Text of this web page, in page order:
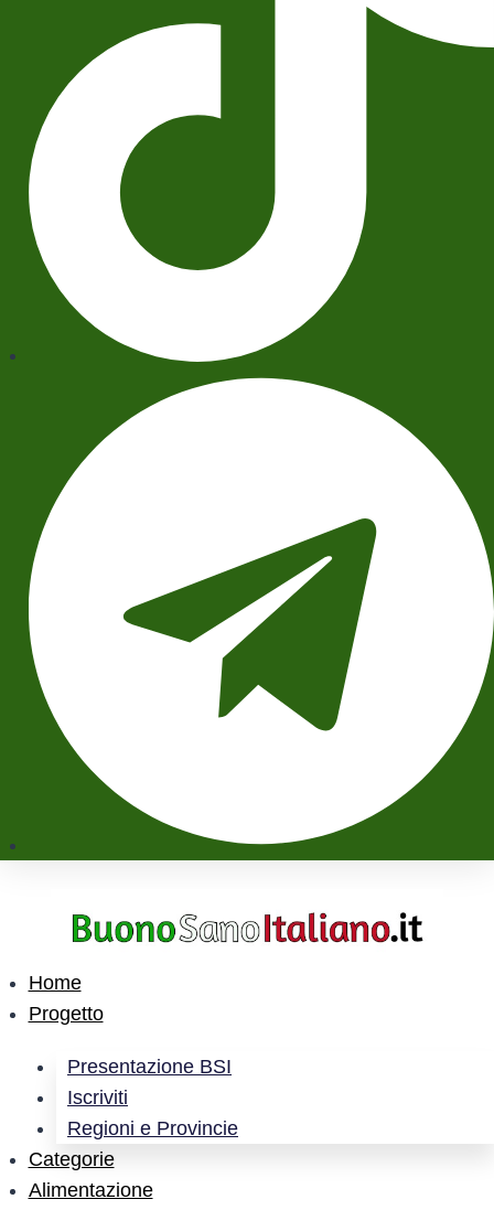
Home
Progetto
Presentazione BSI
Iscriviti
Regioni e Provincie
Categorie
Alimentazione